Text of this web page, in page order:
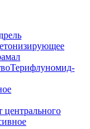
Терифлуномид-
центрального